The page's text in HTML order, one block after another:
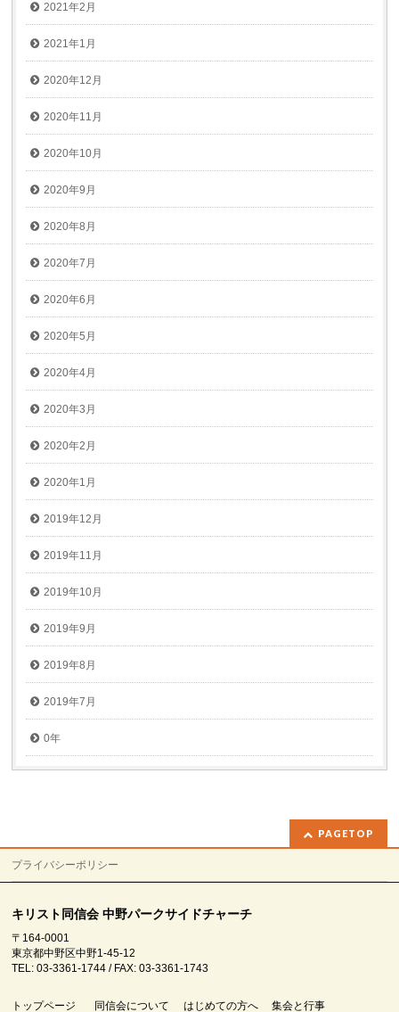
2021年2月
2021年1月
2020年12月
2020年11月
2020年10月
2020年9月
2020年8月
2020年7月
2020年6月
2020年5月
2020年4月
2020年3月
2020年2月
2020年1月
2019年12月
2019年11月
2019年10月
2019年9月
2019年8月
2019年7月
0年
PAGETOP
プライバシーポリシー
キリスト同信会 中野パークサイドチャーチ
〒164-0001
東京都中野区中野1-45-12
TEL: 03-3361-1744 / FAX: 03-3361-1743
トップページ 同信会について はじめての方へ 集会と行事